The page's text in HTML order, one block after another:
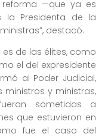
—que ya es
la Presidenta de la
destacó.
de las élites, como
el del expresidente
al Poder Judicial,
y ministras,
sometidas a
que estuvieron en
fue el caso del